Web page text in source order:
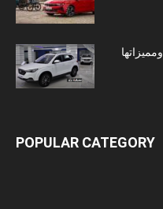
مواصفات سيارة FAW BESTURN X40 ومميزاتها
POPULAR CATEGORY